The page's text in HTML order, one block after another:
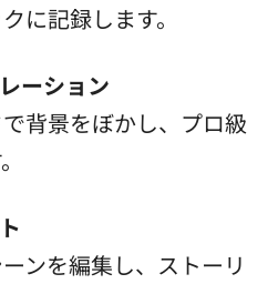
に記録します。
ーション
背景をぼかし、プロ級
ンを編集し、ストーリ